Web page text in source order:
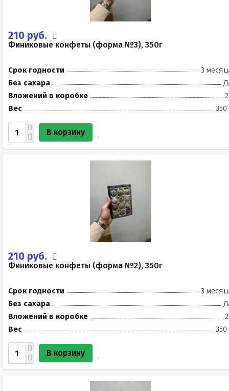
210 руб.
Финиковые конфеты (форма №3), 350г
Срок годности
3
Без сахара
Вложений в коробке
Вес
350
В корзину
210 руб.
Финиковые конфеты (форма №2), 350г
Срок годности
3
Без сахара
Вложений в коробке
Вес
350
В корзину